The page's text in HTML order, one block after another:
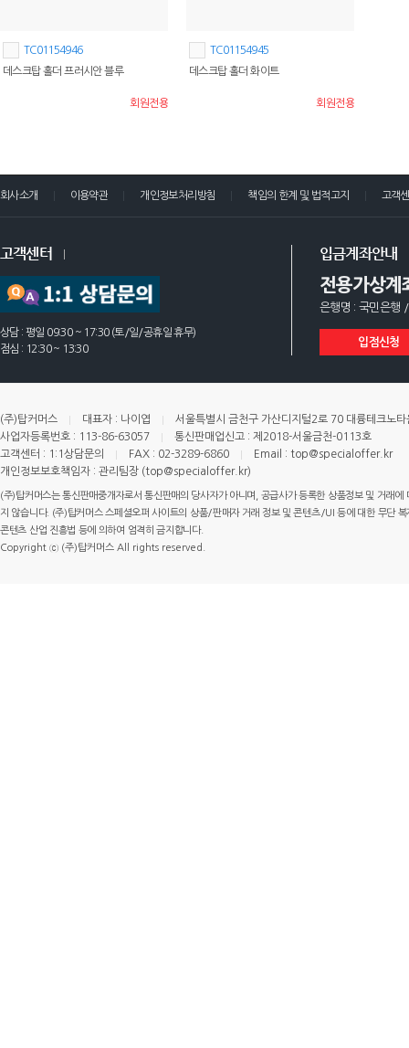
TC01154946
데스크탑 홀더 프러시안 블루
회원전용
TC01154945
데스크탑 홀더 화이트
회원전용
회사소개 이용약관 개인정보처리방침 책임의 한계 및 법적고지 고객
고객센터
상담 : 평일 09:30 ~ 17:30 (토/일/공휴일 휴무)
점심 : 12:30 ~ 13:30
입금계좌안내
전용가상계
은행명 : 국민은행
입점신청
(주)탑커머스 대표자 : 나이엽
서울특별시 금천구 가산디지털2로 70 대륭테크노
사업자등록번호 : 113-86-63057
통신판매업신고 : 제2018-서울금천-0113호
고객센터 : 1:1상담문의
FAX : 02-3289-6860
Email : top@specialoffer.kr
개인정보보호책임자 : 관리팀장 (top@specialoffer.kr)
(주)탑커머스는 통신판매중개자로서 통신판매의 당사자가 아니며, 공급사가 등록한 상품정보 및 거래
지 않습니다. (주)탑커머스 스페셜오퍼 사이트의 상품/판매자 거래 정보 및 콘텐츠/UI 등에 대한 무단
콘텐츠 산업 진흥법 등에 의하여 엄격히 금지합니다.
Copyright ⓒ (주)탑커머스 All rights reserved.